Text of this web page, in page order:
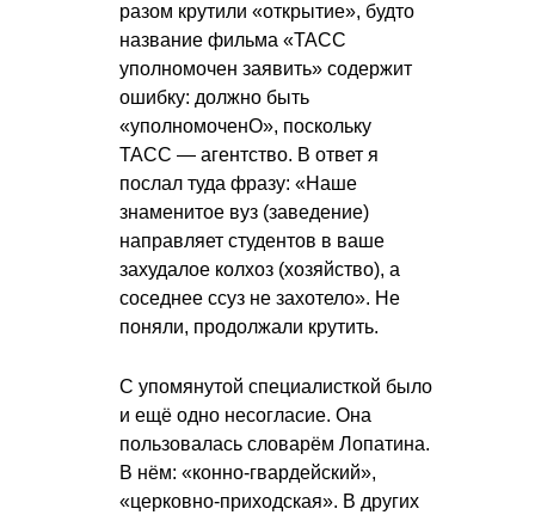
разом крутили «открытие», будто
название фильма «ТАСС
уполномочен заявить» содержит
ошибку: должно быть
«уполномоченО», поскольку
ТАСС — агентство. В ответ я
послал туда фразу: «Наше
знаменитое вуз (заведение)
направляет студентов в ваше
захудалое колхоз (хозяйство), а
соседнее ссуз не захотело». Не
поняли, продолжали крутить.
С упомянутой специалисткой было
и ещё одно несогласие. Она
пользовалась словарём Лопатина.
В нём: «конно-гвардейский»,
«церковно-приходская». В других